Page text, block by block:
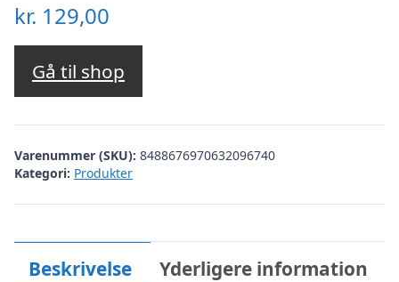
kr. 129,00
Gå til shop
Varenummer (SKU): 8488676970632096740
Kategori: Produkter
Beskrivelse Yderligere information